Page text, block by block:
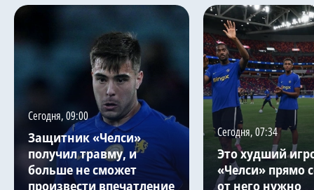
Сегодня, 09:00
Защитник «Челси»
получил травму, и
больше не сможет
произвести впечатление
Сегодня, 07:34
Это худший
«Челси» прямо
от него нужно